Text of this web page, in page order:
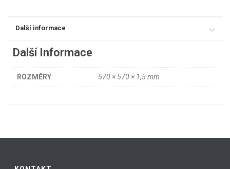
Další informace
Další Informace
ROZMĚRY 570 × 570 × 1,5 mm